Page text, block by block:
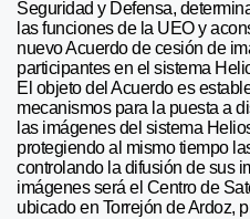
Seguridad y Defensa,
las funciones de la UEO y
nuevo Acuerdo de cesión de
participantes en el sistema
El objeto del Acuerdo es
mecanismos para la puesta a
las imágenes del sistema
protegiendo al mismo tiempo
controlando la difusión de sus
imágenes será el Centro de
ubicado en Torrejón de Ardoz,